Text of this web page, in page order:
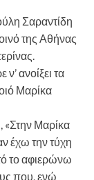
Σαραντίδη
της Αθήνας
ανοίξει τα
Μαρίκα
«Στην Μαρίκα
έχω την τύχη
το αφιερώνω
που, ενώ